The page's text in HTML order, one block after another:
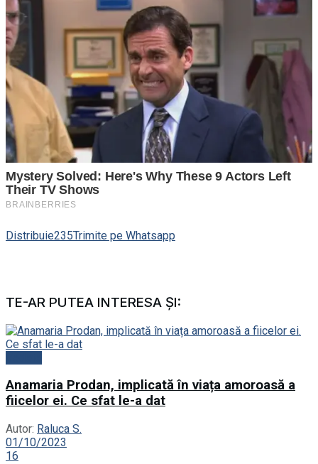
Distribuie235Trimite pe Whatsapp
TE-AR PUTEA INTERESA ȘI:
Anamaria Prodan, implicată în viața amoroasă a
fiicelor ei. Ce sfat le-a dat
Autor: Raluca S.
01/10/2023
16